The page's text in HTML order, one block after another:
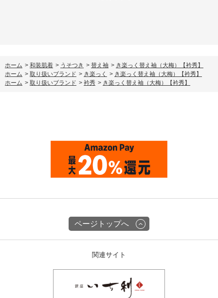
ホーム > 和装肌着 > うそつき > 替え袖 > き楽っく替え袖（大梅）【衿秀】
ホーム > 取り扱いブランド > き楽っく > き楽っく替え袖（大梅）【衿秀】
ホーム > 取り扱いブランド > 衿秀 > き楽っく替え袖（大梅）【衿秀】
ページトップへ
関連サイト